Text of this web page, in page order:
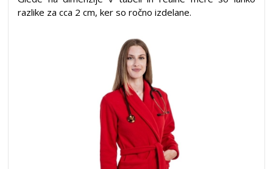
razlike za cca 2 cm, ker so ročno izdelane.